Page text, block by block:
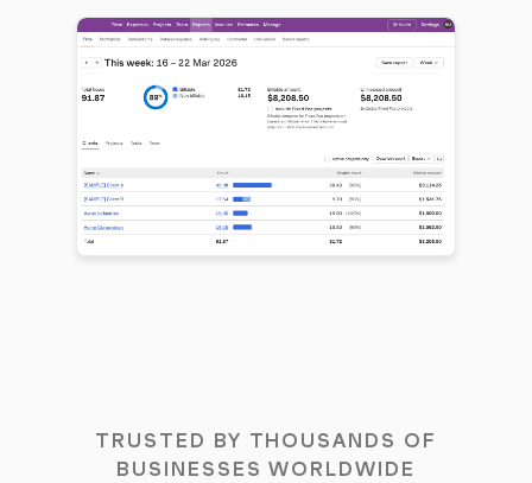
TRUSTED BY THOUSANDS OF
BUSINESSES WORLDWIDE